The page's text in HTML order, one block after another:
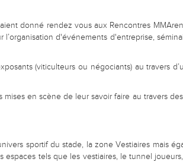
donné rendez vous aux Rencontres
d'événements d'entreprise,
(viticulteurs ou négociants) au travers
en scène de leur savoir faire au travers
sportif du stade, la zone Vestiaires mais
tels que les vestiaires, le tunnel